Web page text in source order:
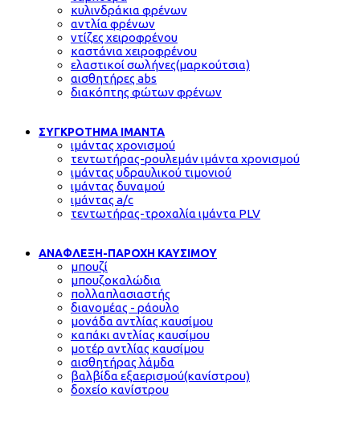
κυλινδράκια φρένων
αντλία φρένων
ντίζες χειροφρένου
καστάνια χειροφρένου
ελαστικοί σωλήνες(μαρκούτσια)
αισθητήρες abs
διακόπτης φώτων φρένων
ΣΥΓΚΡΟΤΗΜΑ ΙΜΑΝΤΑ
ιμάντας χρονισμού
τεντωτήρας-ρουλεμάν ιμάντα χρονισμού
ιμάντας υδραυλικού τιμονιού
ιμάντας δυναμού
ιμάντας a/c
τεντωτήρας-τροχαλία ιμάντα PLV
ΑΝΑΦΛΕΞΗ-ΠΑΡΟΧΗ ΚΑΥΣΙΜΟΥ
μπουζί
μπουζοκαλώδια
πολλαπλασιαστής
διανομέας - ράουλο
μονάδα αντλίας καυσίμου
καπάκι αντλίας καυσίμου
μοτέρ αντλίας καυσίμου
αισθητήρας λάμδα
βαλβίδα εξαερισμού(κανίστρου)
δοχείο κανίστρου